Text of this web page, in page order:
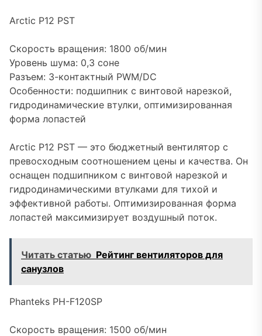
Arctic P12 PST
Скорость вращения: 1800 об/мин
Уровень шума: 0,3 соне
Разъем: 3-контактный PWM/DC
Особенности: подшипник с винтовой нарезкой,
гидродинамические втулки, оптимизированная
форма лопастей
Arctic P12 PST — это бюджетный вентилятор с
превосходным соотношением цены и качества. Он
оснащен подшипником с винтовой нарезкой и
гидродинамическими втулками для тихой и
эффективной работы. Оптимизированная форма
лопастей максимизирует воздушный поток.
Читать статью Рейтинг вентиляторов для
санузлов
Phanteks PH-F120SP
Скорость вращения: 1500 об/мин